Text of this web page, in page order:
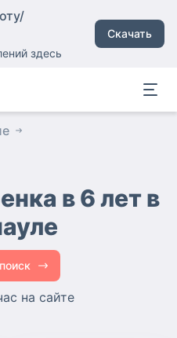
здесь
Скачать
в 6 лет в
на сайте